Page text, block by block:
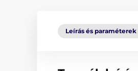
Leírás és paraméterek